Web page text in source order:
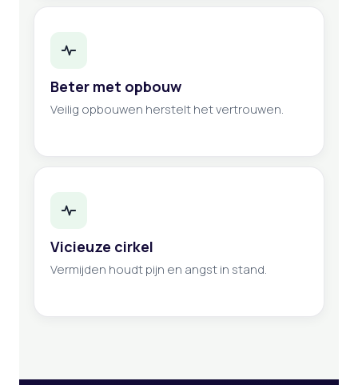
Beter met opbouw
Veilig opbouwen herstelt het vertrouwen.
Vicieuze cirkel
Vermijden houdt pijn en angst in stand.